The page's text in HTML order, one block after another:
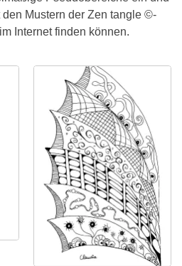
Mustern der Zen tangle ©-
Internet finden können.